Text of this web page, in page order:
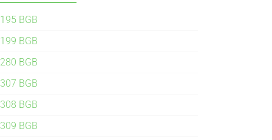
BGB
BGB
BGB
BGB
BGB
BGB